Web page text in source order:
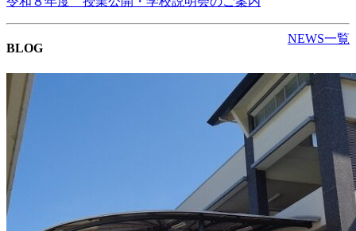
NEWS一覧
BLOG